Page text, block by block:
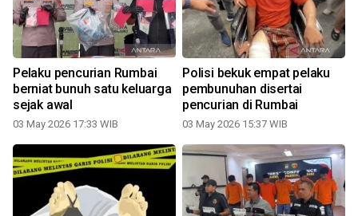
Pelaku pencurian Rumbai
berniat bunuh satu keluarga
sejak awal
03 May 2026 17:33 WIB
Polisi bekuk empat pelaku
pembunuhan disertai
pencurian di Rumbai
03 May 2026 15:37 WIB